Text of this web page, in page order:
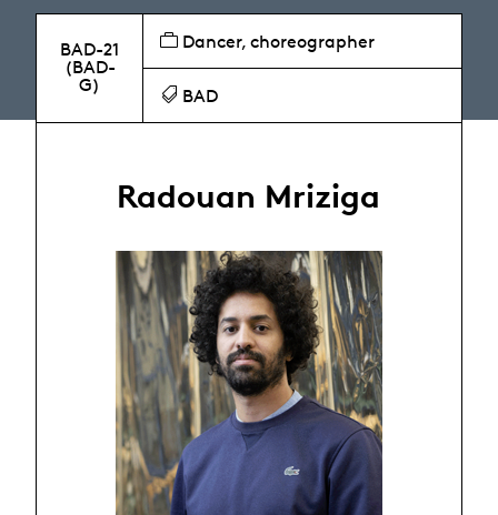
BAD-21
(BAD-
G)
Dancer, choreographer
BAD
Radouan Mriziga